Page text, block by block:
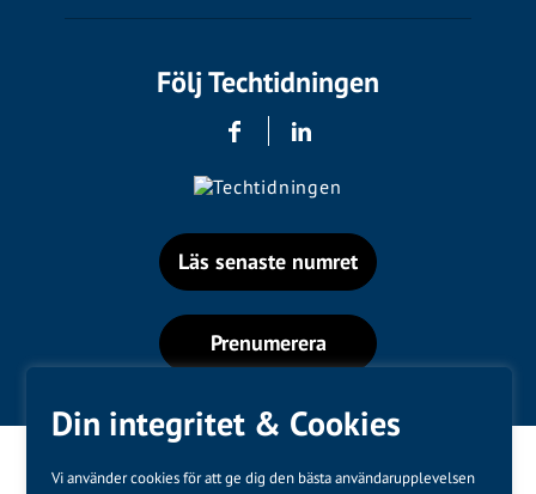
Din integritet & Cookies
Vi använder cookies för att ge dig den bästa användarupplevelsen
Följ Techtidningen
Läs senaste numret
Prenumerera